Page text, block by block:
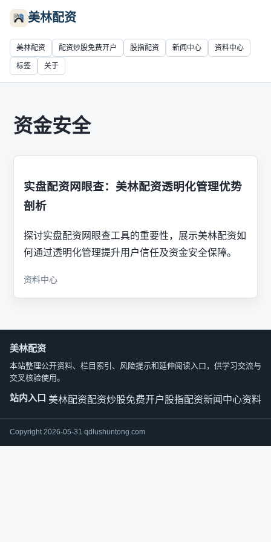
美林配资
美林配资 配资炒股免费开户 股指配资 新闻中心 资料中心
标签 关于
资金安全
实盘配资网眼查：美林配资透明化管理优势
剖析
探讨实盘配资网眼查工具的重要性，展示美林配资如
何通过透明化管理提升用户信任及资金安全保障。
资料中心
美林配资
本站整理公开资料、栏目索引、风险提示和延伸阅读入口，供学习交流与
交叉核验使用。
站内入口 美林配资配资炒股免费开户股指配资新闻中心资料
Copyright 2026-05-31 qdlushuntong.com